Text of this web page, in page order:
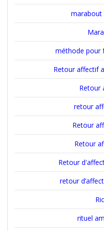
méthode pour
Retour affectif
Retour
retour
Retour
Retour
Retour
retour
rituel